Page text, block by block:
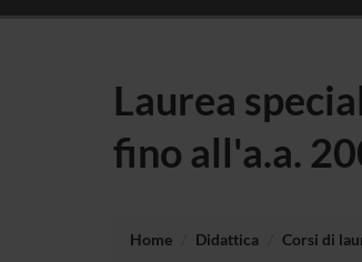
Laurea
fino all'a.a.
Home Didattica Corsi di